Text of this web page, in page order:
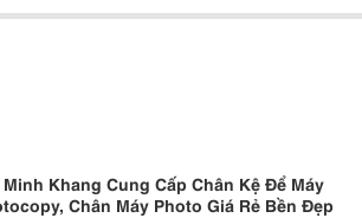
Khang Cung Cấp Chân Kệ Để Máy
Chân Máy Photo Giá Rẻ Bền Đẹp